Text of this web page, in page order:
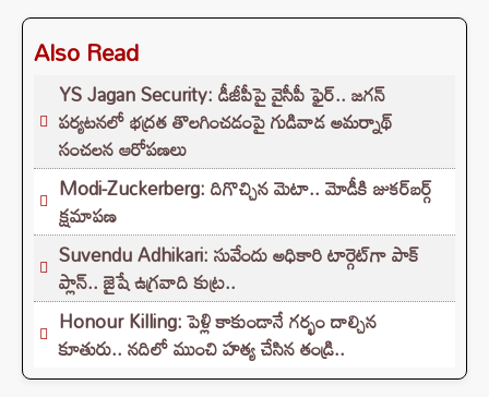
Also Read
YS Jagan Security: డీజీపీపై వైసీపీ ఫైర్.. జగన్
పర్యటనలో భద్రత తొలగించడంపై గుడివాడ అమర్నాథ్
సంచలన ఆరోపణలు
Modi-Zuckerberg: దిగొచ్చిన మెటా.. మోడీకి జుకర్‌బర్గ్
క్షమాపణ
Suvendu Adhikari: సువేందు అధికారి టార్గెట్‌గా పాక్
ప్లాన్.. జైషే ఉగ్రవాది కుట్ర..
Honour Killing: పెళ్లి కాకుండానే గర్భం దాల్చిన
కూతురు.. నదిలో ముంచి హత్య చేసిన తండ్రి..